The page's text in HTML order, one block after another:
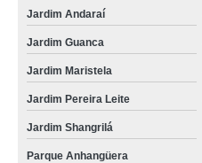
Jardim Andaraí
Jardim Guanca
Jardim Maristela
Jardim Pereira Leite
Jardim Shangrilá
Parque Anhangüera